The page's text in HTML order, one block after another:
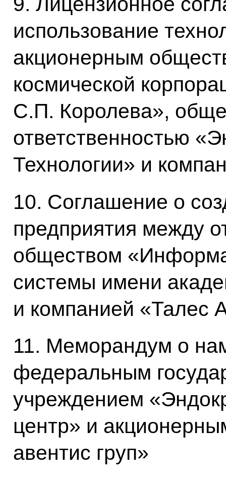
использование
акционерным
космической
С.П. Королева»,
ответственностью
Технологии» и
10. Соглашение о
предприятия между
обществом
системы имени
и компанией «Талес
11. Меморандум о
федеральным
учреждением
центр» и
авентис груп»